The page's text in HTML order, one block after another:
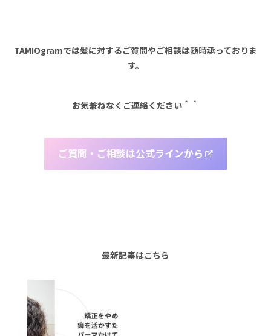
TAMIOgramでは髪に対するご質問やご相談は随時承っておりま
す。
お気兼ねなくご連絡ください＾＾
ご質問・ご相談は公式ラインから
最新記事はこちら